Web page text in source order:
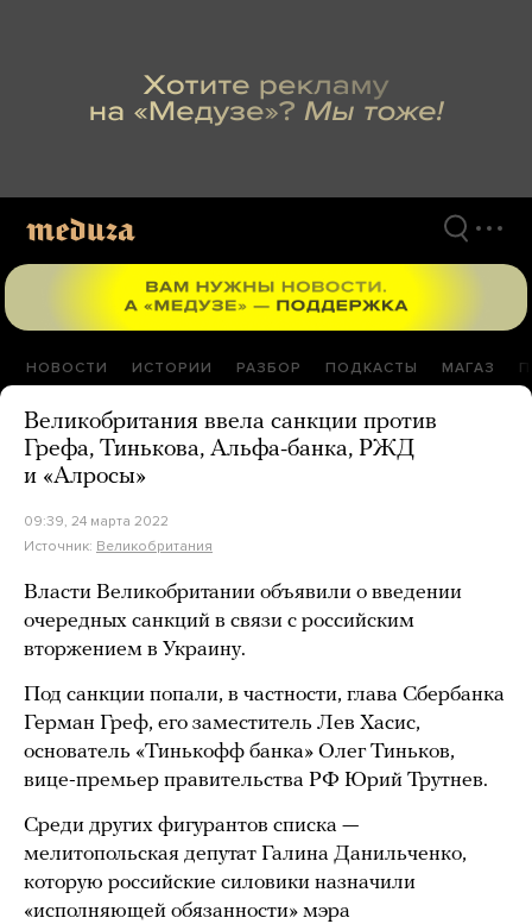
НОВОСТИ ИСТОРИИ РАЗБОР ПОДКАСТЫ МАГАЗ
Великобритания ввела санкции против
Грефа, Тинькова, Альфа-банка, РЖД
и «Алросы»
09:39, 24 марта 2022
Источник: Великобритания
Власти Великобритании объявили о введении
очередных санкций в связи с российским
вторжением в Украину.
Под санкции попали, в частности, глава Сбербанка
Герман Греф, его заместитель Лев Хасис,
основатель «Тинькофф банка» Олег Тиньков,
вице-премьер правительства РФ Юрий Трутнев.
Среди других фигурантов списка —
мелитопольская депутат Галина Данильченко,
которую российские силовики назначили
«исполняющей обязанности» мэра